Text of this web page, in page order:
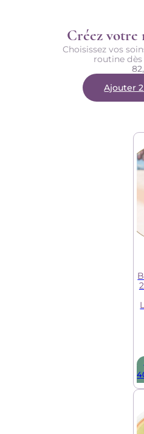
Créez votre
Choisissez vos
routine
Ajouter